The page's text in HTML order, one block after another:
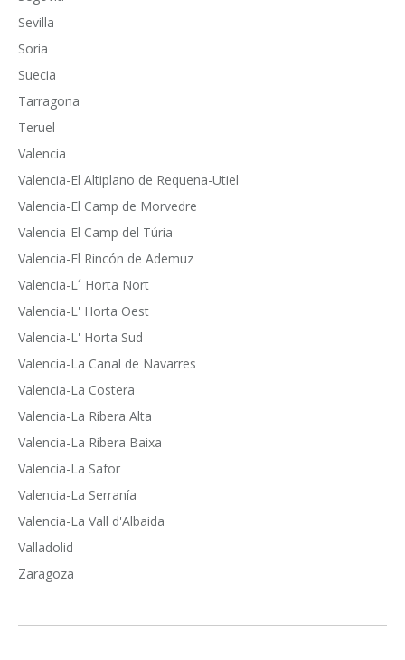
Sevilla
Soria
Suecia
Tarragona
Teruel
Valencia
Valencia-El Altiplano de Requena-Utiel
Valencia-El Camp de Morvedre
Valencia-El Camp del Túria
Valencia-El Rincón de Ademuz
Valencia-L´ Horta Nort
Valencia-L' Horta Oest
Valencia-L' Horta Sud
Valencia-La Canal de Navarres
Valencia-La Costera
Valencia-La Ribera Alta
Valencia-La Ribera Baixa
Valencia-La Safor
Valencia-La Serranía
Valencia-La Vall d'Albaida
Valladolid
Zaragoza